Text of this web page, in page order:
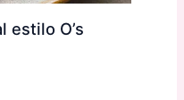
estilo O’s